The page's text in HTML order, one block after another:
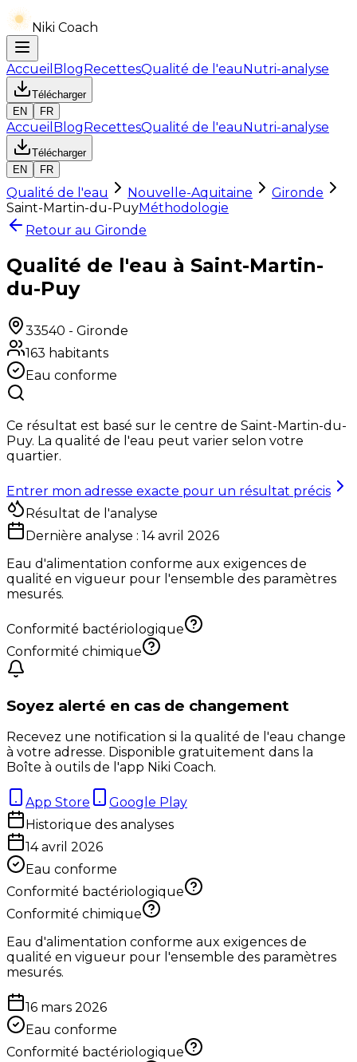
Niki Coach
Accueil BlogRecettesQualité de l'eauNutri-analyse
Télécharger
EN
FR
Accueil BlogRecettesQualité de l'eauNutri-analyse
Télécharger
EN
FR
Qualité de l'eau Nouvelle-Aquitaine
Gironde
Saint-Martin-du-PuyMéthodologie
Retour au Gironde
Qualité de l'eau à Saint-Martin-
du-Puy
33540 - Gironde
163 habitants
Eau conforme
Ce résultat est basé sur le centre de Saint-Martin-du-
Puy. La qualité de l'eau peut varier selon votre
quartier.
Entrer mon adresse exacte pour un résultat précis
Résultat de l'analyse
Dernière analyse : 14 avril 2026
Eau d'alimentation conforme aux exigences de
qualité en vigueur pour l'ensemble des paramètres
mesurés.
Conformité bactériologique
Conformité chimique
Soyez alerté en cas de changement
Recevez une notification si la qualité de l'eau change
à votre adresse. Disponible gratuitement dans la
Boîte à outils de l'app Niki Coach.
App Store
Google Play
Historique des analyses
14 avril 2026
Eau conforme
Conformité bactériologique
Conformité chimique
Eau d'alimentation conforme aux exigences de
qualité en vigueur pour l'ensemble des paramètres
mesurés.
16 mars 2026
Eau conforme
Conformité bactériologique